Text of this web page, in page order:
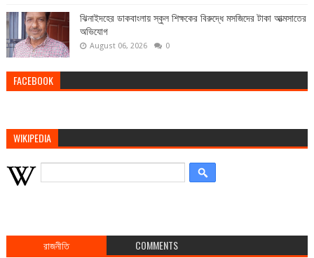
ঝিনাইদহের ডাকবাংলায় স্কুল শিক্ষকের বিরুদ্ধে মসজিদের টাকা আত্মসাতের
অভিযোগ
August 06, 2026 0
FACEBOOK
WIKIPEDIA
রাজনীতি COMMENTS